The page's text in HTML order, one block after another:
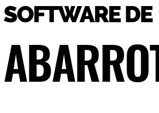
SOFTWARE DE